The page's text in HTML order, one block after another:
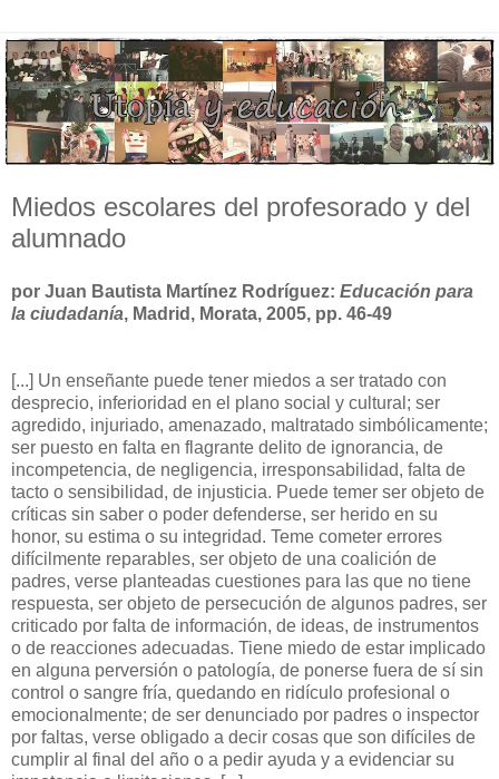
Miedos escolares del profesorado y del
alumnado
por Juan Bautista Martínez Rodríguez: Educación para
la ciudadanía, Madrid, Morata, 2005, pp. 46-49
[...] Un enseñante puede tener miedos a ser tratado con
desprecio, inferioridad en el plano social y cultural; ser
agredido, injuriado, amenazado, maltratado simbólicamente;
ser puesto en falta en flagrante delito de ignorancia, de
incompetencia, de negligencia, irresponsabilidad, falta de
tacto o sensibilidad, de injusticia. Puede temer ser objeto de
críticas sin saber o poder defenderse, ser herido en su
honor, su estima o su integridad. Teme cometer errores
difícilmente reparables, ser objeto de una coalición de
padres, verse planteadas cuestiones para las que no tiene
respuesta, ser objeto de persecución de algunos padres, ser
criticado por falta de información, de ideas, de instrumentos
o de reacciones adecuadas. Tiene miedo de estar implicado
en alguna perversión o patología, de ponerse fuera de sí sin
control o sangre fría, quedando en ridículo profesional o
emocionalmente; de ser denunciado por padres o inspector
por faltas, verse obligado a decir cosas que son difíciles de
cumplir al final del año o a pedir ayuda y a evidenciar su